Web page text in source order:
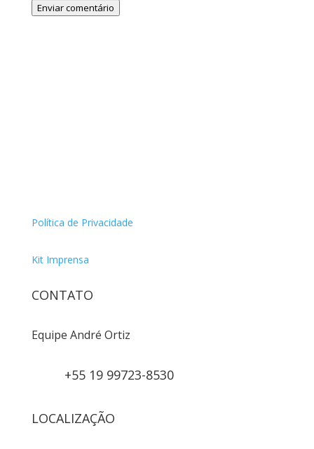
Enviar comentário
Política de Privacidade
Kit Imprensa
CONTATO
Equipe André Ortiz
+55 19 99723-8530
LOCALIZAÇÃO